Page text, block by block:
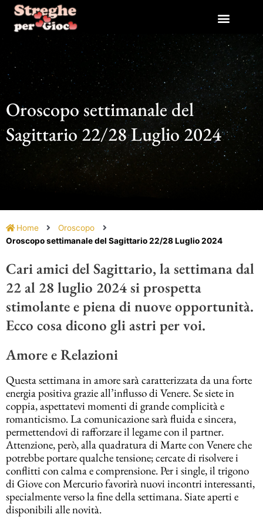
contenuto
Oroscopo settimanale del
Sagittario 22/28 Luglio 2024
Home
Oroscopo
Oroscopo settimanale del Sagittario 22/28 Luglio 2024
Cari amici del Sagittario, la settimana dal
22 al 28 luglio 2024 si prospetta
stimolante e piena di nuove opportunità.
Ecco cosa dicono gli astri per voi.
Amore e Relazioni
Questa settimana in amore sarà caratterizzata da una forte
energia positiva grazie all’influsso di Venere. Se siete in
coppia, aspettatevi momenti di grande complicità e
romanticismo. La comunicazione sarà fluida e sincera,
permettendovi di rafforzare il legame con il partner.
Attenzione, però, alla quadratura di Marte con Venere che
potrebbe portare qualche tensione; cercate di risolvere i
conflitti con calma e comprensione. Per i single, il trigono
di Giove con Mercurio favorirà nuovi incontri interessanti,
specialmente verso la fine della settimana. Siate aperti e
disponibili alle novità​.